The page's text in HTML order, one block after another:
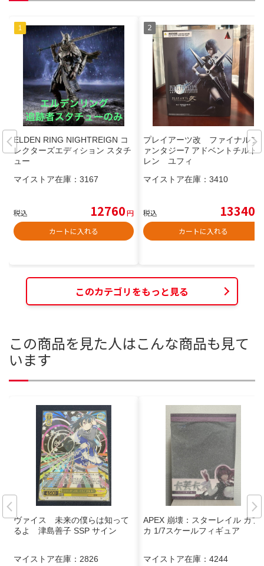
ELDEN RING NIGHTREIGN コ
レクターズエディション スタチ
ュー
マイストア在庫： 3167
税込 12760円
カートに入れる
プレイアーツ改 ファイナルフ
ァンタジー7 アドベントチルド
レン ユフィ
マイストア在庫： 3410
税込 13340
カートに入れる
このカテゴリをもっと見る
この商品を見た人はこんな商品も見て
います
ヴァイス 未来の僕らは知って
るよ 津島善子 SSP サイン
マイストア在庫： 2826
APEX 崩壊：スターレイル カフ
カ 1/7スケールフィギュア
マイストア在庫： 4244